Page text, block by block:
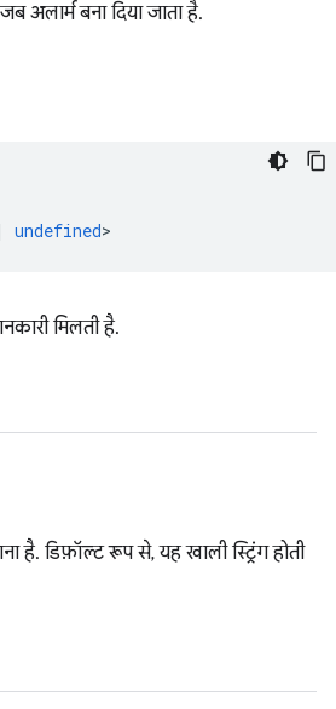
अलार्म बना दिया जाता है.
undefined>
मिलती है.
है. डिफ़ॉल्ट रूप से, यह खाली स्ट्रिंग होती